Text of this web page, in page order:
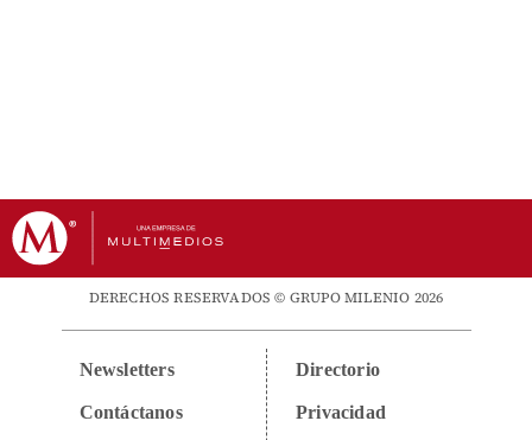
DERECHOS RESERVADOS © GRUPO MILENIO 2026
Newsletters
Contáctanos
Directorio
Privacidad